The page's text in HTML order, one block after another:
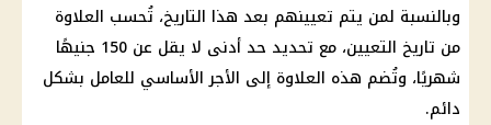
وبالنسبة لمن يتم تعيينهم بعد هذا التاريخ، تُحسب العلاوة
من تاريخ التعيين، مع تحديد حد أدنى لا يقل عن 150 جنيهًا
شهريًا، وتُضم هذه العلاوة إلى الأجر الأساسي للعامل بشكل
دائم.